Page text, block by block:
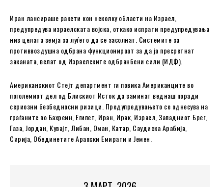
Иран лансираше ракети кон неколку области на Израел,
предупредува израелската војска, откако испрати предупредувања
низ целата земја за луѓето да се засолнат. Системите за
противвоздушна одбрана функционираат за да ја пресретнат
заканата, велат од Израелските одбранбени сили (ИДФ).
Американскиот Стејт департмент ги повика Американците во
поголемиот дел од Блискиот Исток да заминат веднаш поради
сериозни безбедносни ризици. Предупредувањето се однесува на
граѓаните во Бахреин, Египет, Иран, Ирак, Израел, Западниот Брег,
Газа, Јордан, Кувајт, Либан, Оман, Катар, Саудиска Арабија,
Сирија, Обединетите Арапски Емирати и Јемен.